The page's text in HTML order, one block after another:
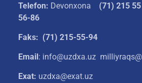
Telefon: Devonxona (71) 215
56-86
Faks: (71) 215-55-94
Email: info@uzdxa.uz
Exat: uzdxa@exat.uz